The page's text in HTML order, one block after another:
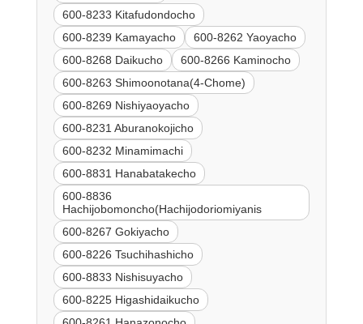
600-8233 Kitafudondocho
600-8239 Kamayacho
600-8262 Yaoyacho
600-8268 Daikucho
600-8266 Kaminocho
600-8263 Shimoonotana(4-Chome)
600-8269 Nishiyaoyacho
600-8231 Aburanokojicho
600-8232 Minamimachi
600-8831 Hanabatakecho
600-8836
Hachijobomoncho(Hachijodoriomiyanis
600-8267 Gokiyacho
600-8226 Tsuchihashicho
600-8833 Nishisuyacho
600-8225 Higashidaikucho